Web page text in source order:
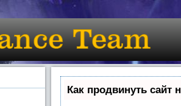
Как продвинуть сайт